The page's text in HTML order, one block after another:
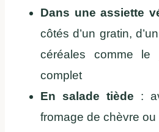
Dans une assiette
côtés d’un gratin,
céréales comme le
complet
En salade tiède :
fromage de chèvre